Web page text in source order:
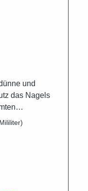
und
das Nagels